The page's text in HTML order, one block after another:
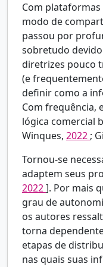
Com plataformas
modo de
passou por
sobretudo
diretrizes pouco
(e
definir como a
Com frequência,
lógica comercial
Winques, 2022 ;
Tornou-se
adaptem seus
2022]. Por mais
grau de
os autores
torna
etapas de
nas quais suas